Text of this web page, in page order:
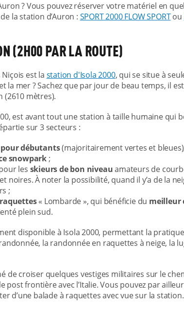
? Vous pouvez réserver votre matériel en
la station d’Auron : SPORT 2000 FLOW SPORTou
(2H00 PAR LA ROUTE)
est la station d'Isola 2000, qui se situe à
la mer ? Sachez que par jour de beau temps, il
(2610 mètres).
est avant tout une station à taille humaine qui
sur 3 secteurs :
pour débutants(majoritairement vertes et
snowpark ;
les skieurs de bon niveauamateurs de
noires. À noter la possibilité, quand il y’a de la
;
« Lombarde », qui bénéficie du meilleur
plein sud.
disponible à Isola 2000, permettant la pratique
la randonnée en raquettes à neige, la
de croiser quelques vestiges militaires sur le
post frontière avec l’Italie. Vous pouvez par
d’une balade à raquettes avec vue sur la station.